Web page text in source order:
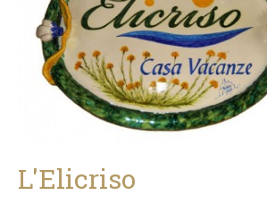
L'Elicriso